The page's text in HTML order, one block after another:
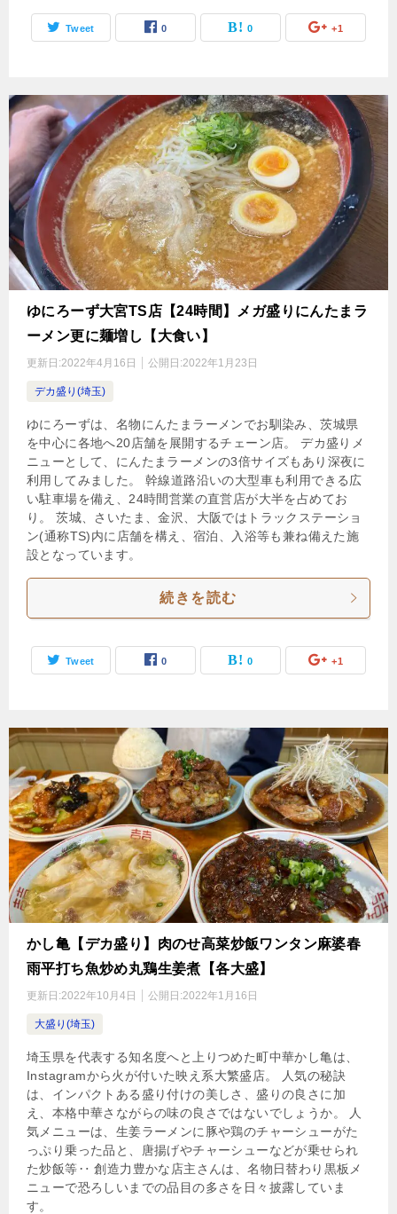
Tweet 0 0 +1
ゆにろーず大宮TS店【24時間】メガ盛りにんたまラ
ーメン更に麺増し【大食い】
更新日:2022年4月16日 公開日:2022年1月23日
デカ盛り(埼玉)
ゆにろーずは、名物にんたまラーメンでお馴染み、茨城県
を中心に各地へ20店舗を展開するチェーン店。 デカ盛りメ
ニューとして、にんたまラーメンの3倍サイズもあり深夜に
利用してみました。 幹線道路沿いの大型車も利用できる広
い駐車場を備え、24時間営業の直営店が大半を占めてお
り。 茨城、さいたま、金沢、大阪ではトラックステーショ
ン(通称TS)内に店舗を構え、宿泊、入浴等も兼ね備えた施
設となっています。
続きを読む
Tweet 0 0 +1
かし亀【デカ盛り】肉のせ高菜炒飯ワンタン麻婆春
雨平打ち魚炒め丸鶏生姜煮【各大盛】
更新日:2022年10月4日 公開日:2022年1月16日
大盛り(埼玉)
埼玉県を代表する知名度へと上りつめた町中華かし亀は、
Instagramから火が付いた映え系大繁盛店。 人気の秘訣
は、インパクトある盛り付けの美しさ、盛りの良さに加
え、本格中華さながらの味の良さではないでしょうか。 人
気メニューは、生姜ラーメンに豚や鶏のチャーシューがた
っぷり乗った品と、唐揚げやチャーシューなどが乗せられ
た炒飯等‥ 創造力豊かな店主さんは、名物日替わり黒板メ
ニューで恐ろしいまでの品目の多さを日々披露していま
す。